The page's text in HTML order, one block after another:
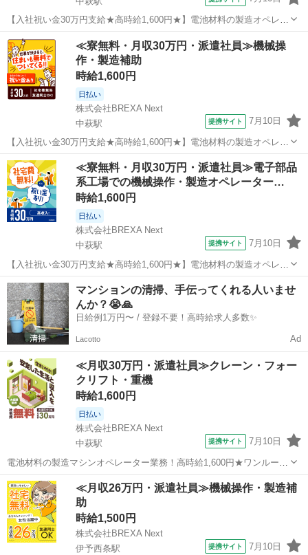
【入社祝い金30万円支給★高時給1,600円★】電池材料の製造オペレー
ター業務！資格・経験不要◎入社後に無料で資格取得も可能★寮費無
料！ワンルーム寮完備！《愛媛県新居浜市》 人気の工場のお仕事 ◇電
池材料の製造オペレーター...
愛媛 新居浜市 中萩駅 その他
≪寮無料・月収30万円・派遣社員≫機械操
作・製造補助
時給1,600円
日払い
株式会社BREXA Next
中萩駅
提携サイト 7月10日
【入社祝い金30万円支給★高時給1,600円★】電池材料の製造オペレー
ター業務！資格・経験不要◎入社後に無料で資格取得も可能★寮費無
料！ワンルーム寮完備！《愛媛県新居浜市》 人気の工場のお仕事 ◇電
池材料の製造オペレーター...
愛媛 新居浜市 中萩駅 その他
≪寮無料・月収30万円・派遣社員≫電子部品
系工場での機械操作・製造オペレーター…
時給1,600円
日払い
株式会社BREXA Next
中萩駅
提携サイト 7月10日
【入社祝い金30万円支給★高時給1,600円★】電池材料の製造オペレー
ター業務！資格・経験不要◎入社後に無料で資格取得も可能★寮費無
料！ワンルーム寮完備！《愛媛県新居浜市》 人気の工場のお仕事 ◇電
池材料の製造オペレーター...
愛媛 新居浜市 その他
マンションの清掃、手伝ってくれる人いませ
んか？😭🙏
日給例1万円〜 / 登録不要！高時給求人多数✨
Lacotto Ad
≪月収30万円・派遣社員≫クレーン・フォー
クリフト・重機
時給1,600円
日払い
株式会社BREXA Next
中萩駅
提携サイト 7月10日
電池材料の製造マシンオペレーター業務！高時給1,600円★ワンルーム
寮完備！寮費無料！未経験活躍中！20代～50代の男性活躍中！正社員
登用制度あり！生活支援物資事前対応可◎《愛媛県新居浜市》 人気の
工場のお仕事 ◇電池材料...
愛媛 新居浜市 中萩駅 その他
≪月収26万円・派遣社員≫機械操作・製造補
助
時給1,500円
株式会社BREXA Next
伊予西条駅
提携サイト 7月10日